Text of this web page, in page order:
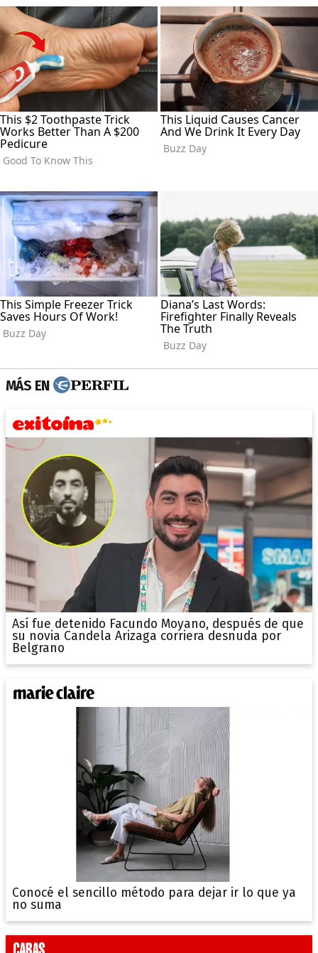
MÁS EN
Así fue detenido Facundo Moyano, después de que
su novia Candela Arizaga corriera desnuda por
Belgrano
Conocé el sencillo método para dejar ir lo que ya
no suma